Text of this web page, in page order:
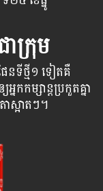
ាក្រុម
ែនទីថ្មី១ ទៀតគឺ
នក​កម្សាន្ត​ប្រកួត​គ្នា​
ាស្អាតៗ។